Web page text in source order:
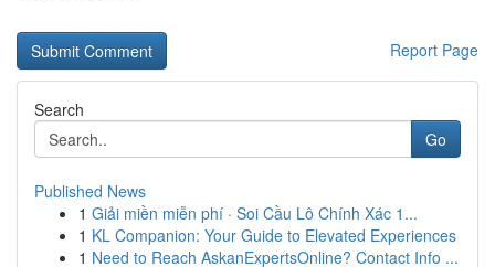
Report Page
Search
Go
Published News
1 Giải miền miễn phí · Soi Cầu Lô Chính Xác 1...
1 KL Companion: Your Guide to Elevated Experiences
1 Need to Reach AskanExpertsOnline? Contact Info ...